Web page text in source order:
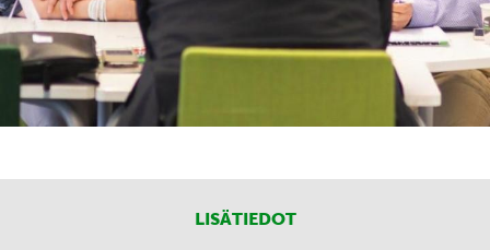
LISÄTIEDOT